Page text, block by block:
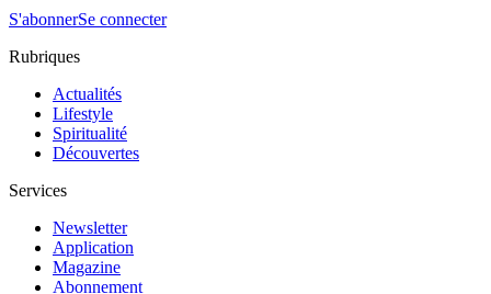
S'abonnerSe connecter
Rubriques
Actualités
Lifestyle
Spiritualité
Découvertes
Services
Newsletter
Application
Magazine
Abonnement